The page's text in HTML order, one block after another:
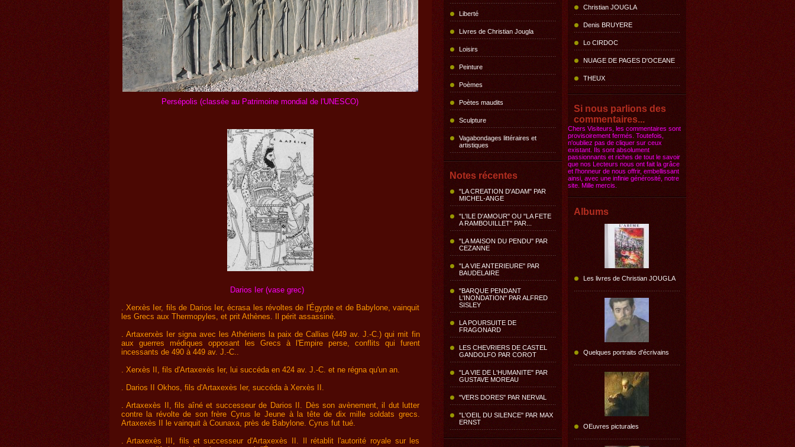
Christian JOUGLA
Denis BRUYERE
Lo CIRDOC
NUAGE DE PAGES D'OCEANE
THEUX
Si nous parlions des
commentaires...
Chers Visiteurs, les commentaires sont
provisoirement fermés. Toutefois,
n'oubliez pas de cliquer sur ceux
existant. Ils sont absolument
passionnants et riches de tout le savoir
que nos Lecteurs nous ont fait la grâce
et l'honneur de nous offrir, embellissant
ainsi, avec une infinie générosité, notre
site. Mille mercis.
Albums
Les livres de Christian JOUGLA
Quelques portraits d'écrivains
OEuvres picturales
Liberté
Livres de Christian Jougla
Loisirs
Peinture
Poèmes
Poètes maudits
Sculpture
Vagabondages littéraires et
artistiques
Notes récentes
"LA CREATION D'ADAM" PAR
MICHEL-ANGE
"L'ILE D'AMOUR" OU "LA FETE
A RAMBOUILLET" PAR...
"LA MAISON DU PENDU" PAR
CEZANNE
"LA VIE ANTERIEURE" PAR
BAUDELAIRE
"BARQUE PENDANT
L'INONDATION" PAR ALFRED
SISLEY
LA POURSUITE DE
FRAGONARD
LES CHEVRIERS DE CASTEL
GANDOLFO PAR COROT
"LA VIE DE L'HUMANITE" PAR
GUSTAVE MOREAU
"VERS DORES" PAR NERVAL
"L'OEIL DU SILENCE" PAR MAX
ERNST
Persépolis (classée au Patrimoine mondial de l'UNESCO)
Darios Ier (vase grec)
. Xerxès Ier, fils de Darios Ier, écrasa les révoltes de l'Égypte et de Babylone, vainquit
les Grecs aux Thermopyles, et prit Athènes. Il périt assassiné.
. Artaxerxès Ier signa avec les Athéniens la paix de Callias (449 av. J.-C.) qui mit fin
aux guerres médiques opposant les Grecs à l'Empire perse, conflits qui furent
incessants de 490 à 449 av. J.-C..
. Xerxès II, fils d'Artaxexès Ier, lui succéda en 424 av. J.-C. et ne régna qu'un an.
. Darios II Okhos, fils d'Artaxexès Ier, succéda à Xerxès II.
. Artaxexès II, fils aîné et successeur de Darios II. Dès son avènement, il dut lutter
contre la révolte de son frère Cyrus le Jeune à la tête de dix mille soldats grecs.
Artaxexès II le vainquit à Counaxa, près de Babylone. Cyrus fut tué.
. Artaxexès III, fils et successeur d'Artaxexès II. Il rétablit l'autorité royale sur les